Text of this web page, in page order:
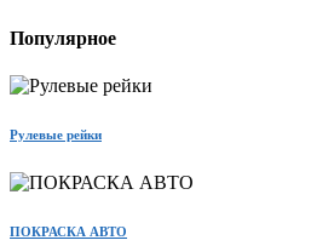
Популярное
Рулевые рейки
ПОКРАСКА АВТО